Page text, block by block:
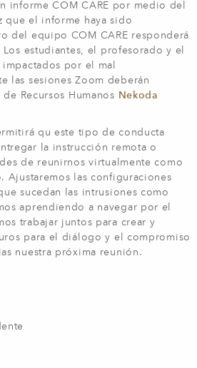
informe COM CARE por medio del
que el informe haya sido
del equipo COM CARE responderá
estudiantes, el profesorado y el
por el mal
las sesiones Zoom deberán
Recursos Humanos Nekoda
qu este tipo de conducta
la instrucción remota o
de reunirnos virtualmente como
Ajustaremos las configuraciones
sucedan las intrusiones como
aprendiendo a navegar por el
trabajar juntos para crear y
para el diálogo y el compromiso
nuestra próxima reunión.